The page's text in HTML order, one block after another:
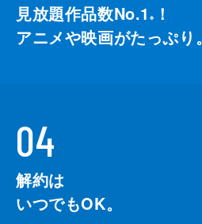
見放題作品数No.1 ※
！
アニメや映画がたっぷり。
04
解約は
いつでもOK。